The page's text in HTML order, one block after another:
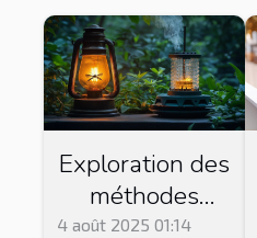
Exploration des
méthodes
traditionnelles
4 août 2025 01:14